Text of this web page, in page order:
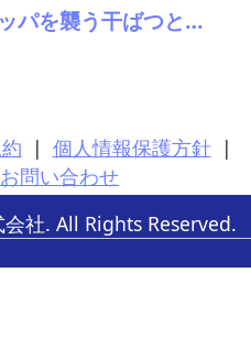
中央ヨーロッパを襲う干ばつと猛暑により、ドナウ川とライン川の水位が過去最低
| 個人情報保護方針 |
お問い合わせ
社. All Rights Reserved.